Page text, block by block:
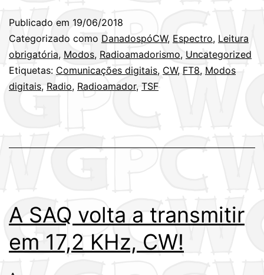
K1JT,
o
Publicado em 19/06/2018
Categorizado como DanadospóCW, Espectro, Leitura
obrigatória, Modos, Radioamadorismo, Uncategorized
Etiquetas: Comunicações digitais, CW, FT8, Modos
digitais, Radio, Radioamador, TSF
A SAQ volta a transmitir
em 17,2 KHz, CW!